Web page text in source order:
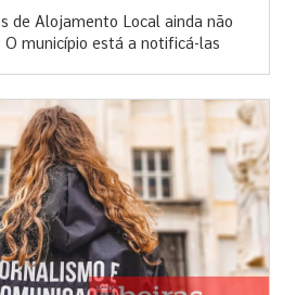
de Alojamento Local ainda não
município está a notificá-las